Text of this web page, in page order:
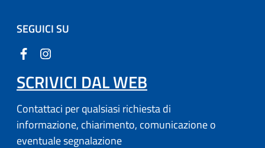
SEGUICI SU
SCRIVICI DAL WEB
Contattaci per qualsiasi richiesta di
informazione, chiarimento, comunicazione o
eventuale segnalazione